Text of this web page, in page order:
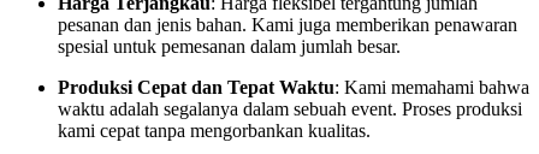
pesanan dan jenis bahan. Kami juga memberikan penawaran
spesial untuk pemesanan dalam jumlah besar.
Produksi Cepat dan Tepat Waktu: Kami memahami bahwa
waktu adalah segalanya dalam sebuah event. Proses produksi
kami cepat tanpa mengorbankan kualitas.